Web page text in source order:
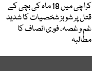
کراچی میں 18 ماہ کی بچی کے
قتل پر شوبز شخصیات کا شدید
غم و غصہ، فوری انصاف کا
مطالبہ